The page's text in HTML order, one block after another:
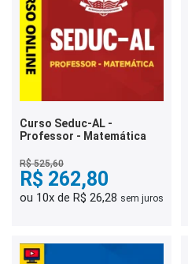
Curso Seduc-AL -
Professor - Matemática
R$ 525,60
R$ 262,80
ou 10x de R$ 26,28 sem juros